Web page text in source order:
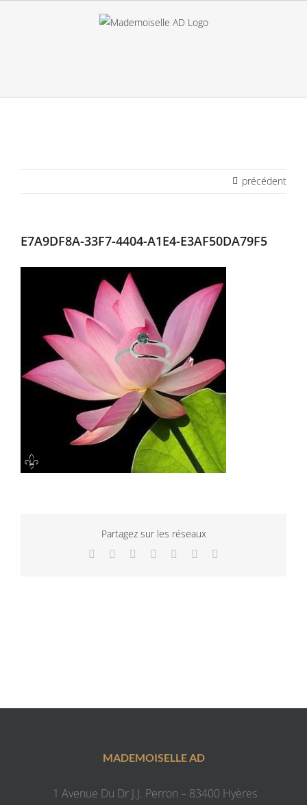
précédent
E7A9DF8A-33F7-4404-A1E4-E3AF50DA79F5
Partagez sur les réseaux
Facebook
TwitterLinkedInWhatsApp
TumblrPinterest
MADEMOISELLE AD
1 Avenue Du Dr J.J. Perron – 83400 Hyères